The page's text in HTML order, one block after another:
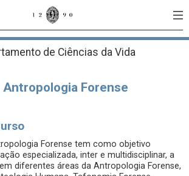
de Ciências da Vida
Forense
Forense tem como objetivo
especializada, inter e multidisciplinar, a
diferentes áreas da Antropologia Forense,